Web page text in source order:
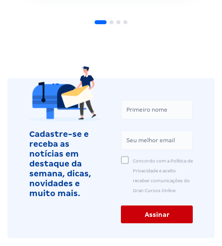
Cadastre-se e
receba as
notícias em
destaque da
semana, dicas,
novidades e
muito mais.
Concordo com a Política de
Privacidade e aceito
receber comunicações do
Gran Cursos Online.